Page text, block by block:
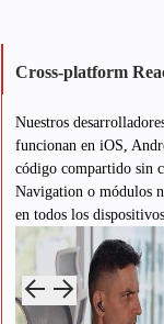
Cross-platform
Nuestros
funcionan en iOS,
código compartido sin
Navigation o módulos
en todos los